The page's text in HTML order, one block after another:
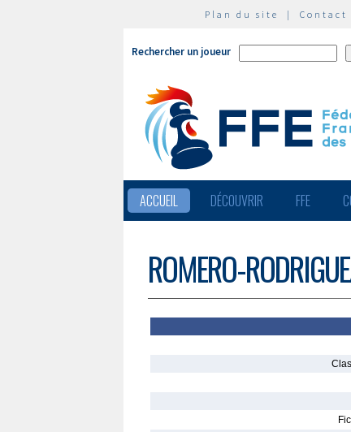
Plan du site | Contact
Rechercher un joueur
ACCUEIL DÉCOUVRIR FFE
ROMERO-